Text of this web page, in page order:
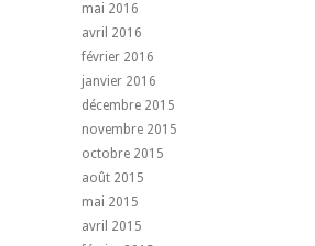
mai 2016
avril 2016
février 2016
janvier 2016
décembre 2015
novembre 2015
octobre 2015
août 2015
mai 2015
avril 2015